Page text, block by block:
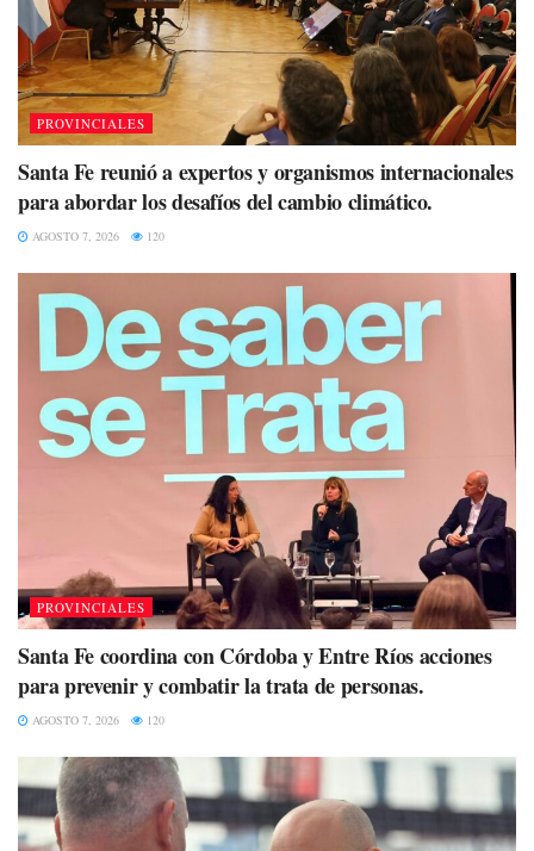
PROVINCIALES
Santa Fe reunió a expertos y organismos internacionales
para abordar los desafíos del cambio climático.
AGOSTO 7, 2026 120
PROVINCIALES
Santa Fe coordina con Córdoba y Entre Ríos acciones
para prevenir y combatir la trata de personas.
AGOSTO 7, 2026 120